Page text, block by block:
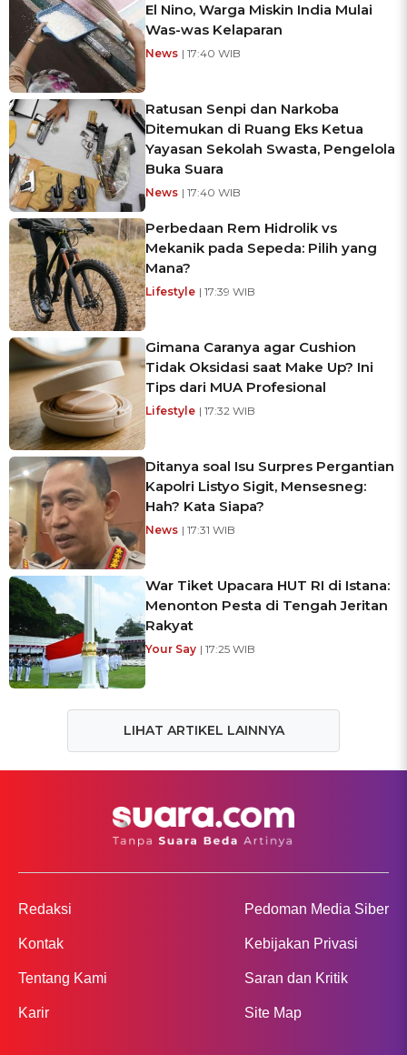
El Nino, Warga Miskin India Mulai
Was-was Kelaparan
News | 17:40 WIB
Ratusan Senpi dan Narkoba
Ditemukan di Ruang Eks Ketua
Yayasan Sekolah Swasta, Pengelola
Buka Suara
News | 17:40 WIB
Perbedaan Rem Hidrolik vs
Mekanik pada Sepeda: Pilih yang
Mana?
Lifestyle | 17:39 WIB
Gimana Caranya agar Cushion
Tidak Oksidasi saat Make Up? Ini
Tips dari MUA Profesional
Lifestyle | 17:32 WIB
Ditanya soal Isu Surpres Pergantian
Kapolri Listyo Sigit, Mensesneg:
Hah? Kata Siapa?
News | 17:31 WIB
War Tiket Upacara HUT RI di Istana:
Menonton Pesta di Tengah Jeritan
Rakyat
Your Say | 17:25 WIB
LIHAT ARTIKEL LAINNYA
Redaksi
Kontak
Tentang Kami
Karir
Pedoman Media Siber
Kebijakan Privasi
Saran dan Kritik
Site Map